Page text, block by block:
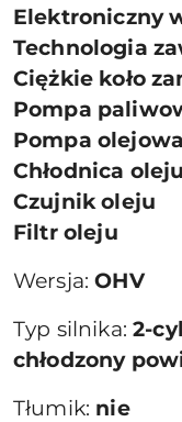
Elektroniczny
Technologia
Ciężkie koło
Pompa
Pompa olejowa
Chłodnica oleju
Czujnik oleju
Filtr oleju
Wersja:OHV
Typ silnika:2-
chłodzony
Tłumik: nie